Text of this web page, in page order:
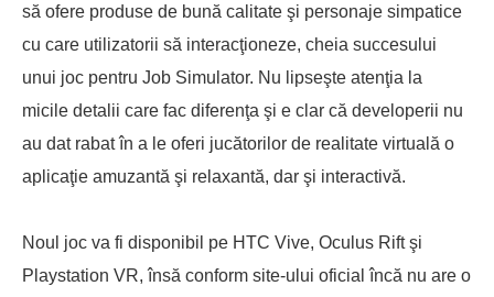
să ofere produse de bună calitate şi personaje simpatice
cu care utilizatorii să interacţioneze, cheia succesului
unui joc pentru Job Simulator. Nu lipseşte atenţia la
micile detalii care fac diferenţa şi e clar că developerii nu
au dat rabat în a le oferi jucătorilor de realitate virtuală o
aplicaţie amuzantă şi relaxantă, dar şi interactivă.
Noul joc va fi disponibil pe HTC Vive, Oculus Rift şi
Playstation VR, însă conform site-ului oficial încă nu are o